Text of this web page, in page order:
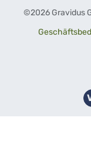
©2026 Gravidus